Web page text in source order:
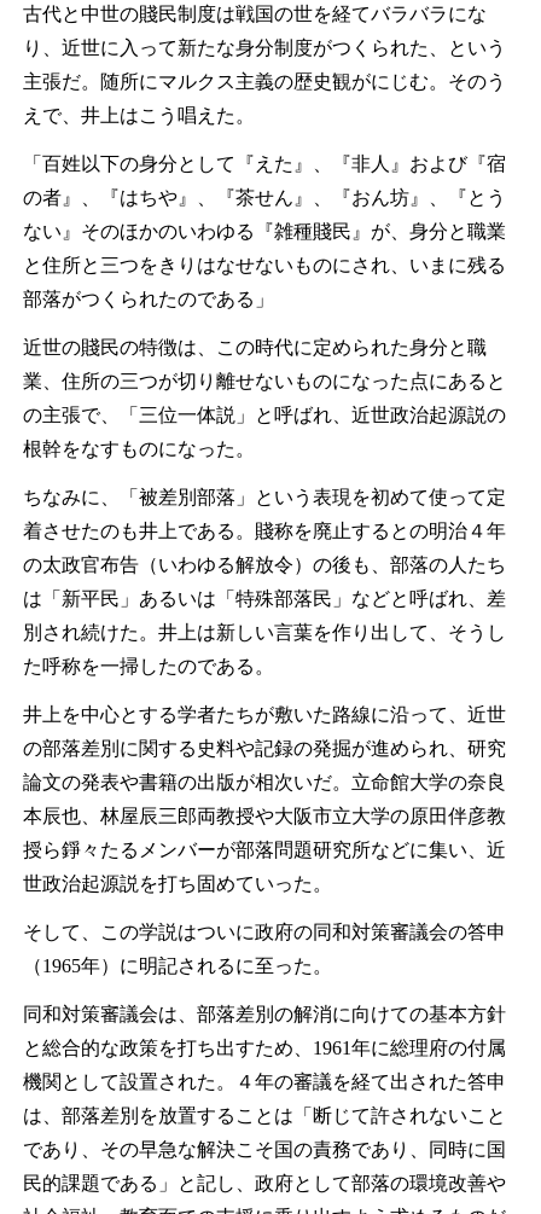
古代と中世の賤民制度は戦国の世を経てバラバラにな
り、近世に入って新たな身分制度がつくられた、という
主張だ。随所にマルクス主義の歴史観がにじむ。そのう
えで、井上はこう唱えた。
「百姓以下の身分として『えた』、『非人』および『宿
の者』、『はちや』、『茶せん』、『おん坊』、『とう
ない』そのほかのいわゆる『雑種賤民』が、身分と職業
と住所と三つをきりはなせないものにされ、いまに残る
部落がつくられたのである」
近世の賤民の特徴は、この時代に定められた身分と職
業、住所の三つが切り離せないものになった点にあると
の主張で、「三位一体説」と呼ばれ、近世政治起源説の
根幹をなすものになった。
ちなみに、「被差別部落」という表現を初めて使って定
着させたのも井上である。賤称を廃止するとの明治４年
の太政官布告（いわゆる解放令）の後も、部落の人たち
は「新平民」あるいは「特殊部落民」などと呼ばれ、差
別され続けた。井上は新しい言葉を作り出して、そうし
た呼称を一掃したのである。
井上を中心とする学者たちが敷いた路線に沿って、近世
の部落差別に関する史料や記録の発掘が進められ、研究
論文の発表や書籍の出版が相次いだ。立命館大学の奈良
本辰也、林屋辰三郎両教授や大阪市立大学の原田伴彦教
授ら錚々たるメンバーが部落問題研究所などに集い、近
世政治起源説を打ち固めていった。
そして、この学説はついに政府の同和対策審議会の答申
（1965年）に明記されるに至った。
同和対策審議会は、部落差別の解消に向けての基本方針
と総合的な政策を打ち出すため、1961年に総理府の付属
機関として設置された。４年の審議を経て出された答申
は、部落差別を放置することは「断じて許されないこと
であり、その早急な解決こそ国の責務であり、同時に国
民的課題である」と記し、政府として部落の環境改善や